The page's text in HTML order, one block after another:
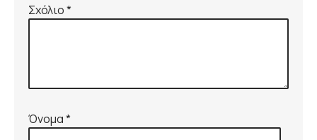
Σχόλιο*
Όνομα*